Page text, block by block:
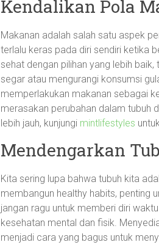
Kendalikan Pola
Makanan adalah salah satu aspek
terlalu keras pada diri sendiri ketika
sehat dengan pilihan yang lebih
segar atau mengurangi konsumsi
memperlakukan makanan sebagai
merasakan perubahan dalam tubuh
lebih jauh, kunjungi mintlifestyles
Mendengarkan
Kita sering lupa bahwa tubuh kita
membangun healthy habits, penting
jangan ragu untuk memberi diri
kesehatan mental dan fisik.
menjadi cara yang bagus untuk